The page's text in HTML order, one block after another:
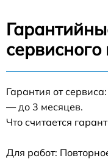
Гарантия от
— до 3 месяцев.
Что считается
Для работ: